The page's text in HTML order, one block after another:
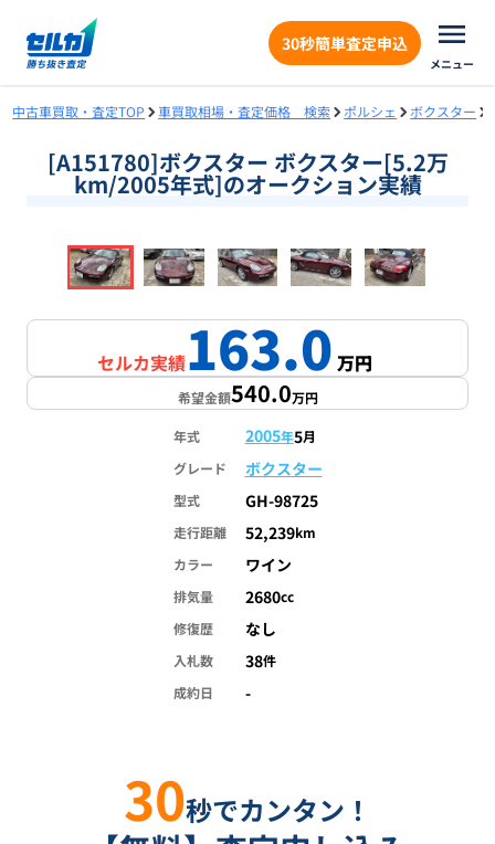
30秒簡単査定申込
メニュー
中古車買取・査定TOP 車買取相場・査定価格 検索 ポルシェ ボクスター
[A151780]ボクスター ボクスター[5.2万
km/2005年式]のオークション実績
1/17
セルカ実績163.0万円
希望金額540.0万円
年式 2005年5月
グレード
ボクスター
型式 GH-98725
走行距離 52,239km
カラー
ワイン
排気量 2680cc
修復歴
なし
入札数 38件
成約日
-
30秒でカンタン！